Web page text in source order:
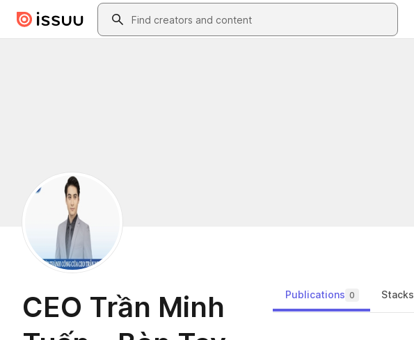
Skip to main contentSearch
CEO Trần Minh
Publications 0 Stacks